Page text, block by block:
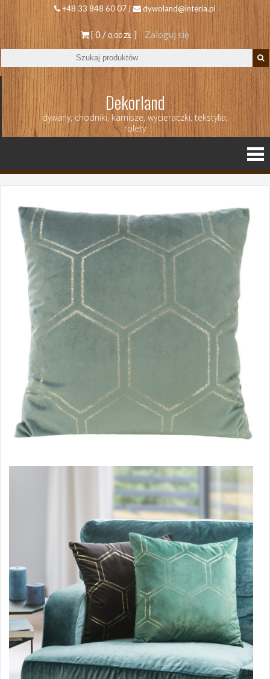
+48 33 848 60 07 | dywoland@interia.pl
[ 0 /0.00 ZŁ ] Zaloguj się
Dekorland
dywany, chodniki, karnisze, wycieraczki, tekstylia,
rolety